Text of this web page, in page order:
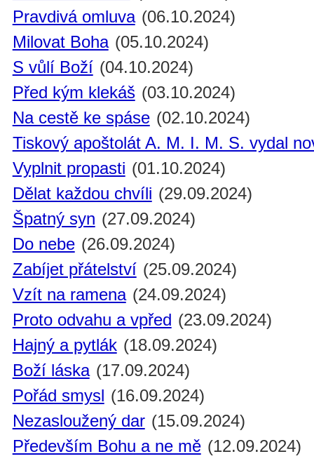
Pravdivá omluva (06.10.2024)
Milovat Boha (05.10.2024)
S vůlí Boží (04.10.2024)
Před kým klekáš (03.10.2024)
Na cestě ke spáse (02.10.2024)
Tiskový apoštolát A. M. I. M. S. vydal
Vyplnit propasti (01.10.2024)
Dělat každou chvíli (29.09.2024)
Špatný syn (27.09.2024)
Do nebe (26.09.2024)
Zabíjet přátelství (25.09.2024)
Vzít na ramena (24.09.2024)
Proto odvahu a vpřed (23.09.2024)
Hajný a pytlák (18.09.2024)
Boží láska (17.09.2024)
Pořád smysl (16.09.2024)
Nezasloužený dar (15.09.2024)
Především Bohu a ne mě (12.09.2024)